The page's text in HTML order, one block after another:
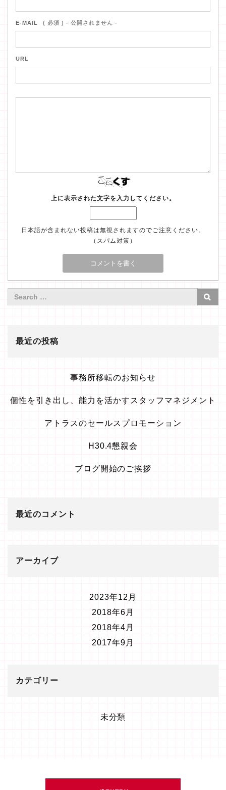
E-MAIL ( 必須 ) - 公開されません -
URL
上に表示された文字を入力してください。
日本語が含まれない投稿は無視されますのでご注意ください。
（スパム対策）
最近の投稿
事務所移転のお知らせ
個性を引き出し、能力を活かすスタッフマネジメント
アトラスのセールスプロモーション
H30.4懇親会
ブログ開始のご挨拶
最近のコメント
アーカイブ
2023年12月
2018年6月
2018年4月
2017年9月
カテゴリー
未分類